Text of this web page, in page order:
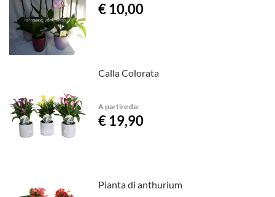
€ 10,00
Calla Colorata
A partire da:
€ 19,90
Pianta di anthurium